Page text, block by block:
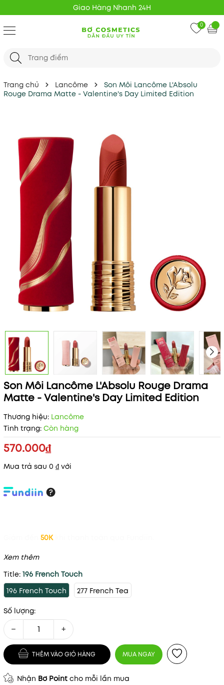
Giao Hàng Nhanh 24H
0
Trang chủ Lancôme
Son Môi Lancôme L'Absolu
Rouge Drama Matte - Valentine's Day Limited Edition
Son Môi Lancôme L'Absolu Rouge Drama
Matte - Valentine's Day Limited Edition
Thương hiệu: Lancôme
Tình trạng: Còn hàng
570.000₫
Mua trả sau 0 ₫ với
50K
Xem thêm
Title: 196 French Touch
196 French Touch
277 French Tea
Số lượng:
− +
THÊM VÀO GIỎ HÀNG MUA NGAY
Nhận Bơ Point cho mỗi lần mua